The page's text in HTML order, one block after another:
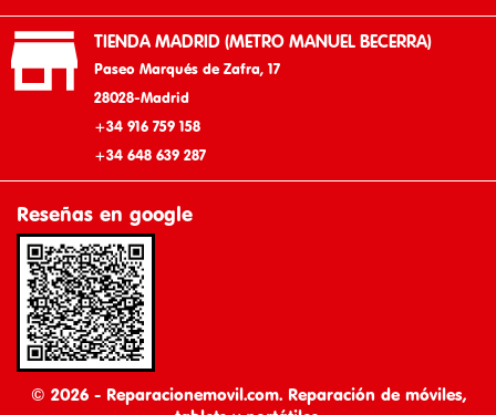
 TIENDA MADRID (METRO MANUEL BECERRA)
Paseo Marqués de Zafra, 17
28028-Madrid
+34 916 759 158
+34 648 639 287
Reseñas en google
© 2026 - Reparacionemovil.com. Reparación de móviles,